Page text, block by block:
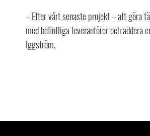
– Efter vårt senaste projekt – att göra
med befintliga leverantörer och addera
Iggström.